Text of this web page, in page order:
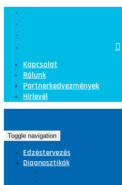
Kapcsolat
Rólunk
Partnerkedvezmények
Hírlevél
Toggle navigation
Edzéstervezés
Diagnosztikák